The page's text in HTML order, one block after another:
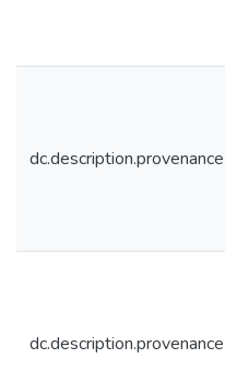
dc.description.provenance
dc.description.provenance